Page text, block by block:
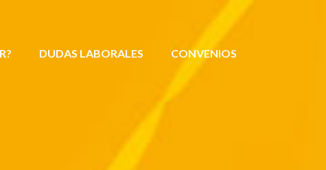
DUDAS LABORALES CONVENIOS